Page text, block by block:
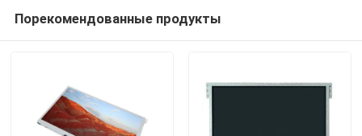
Порекомендованные продукты